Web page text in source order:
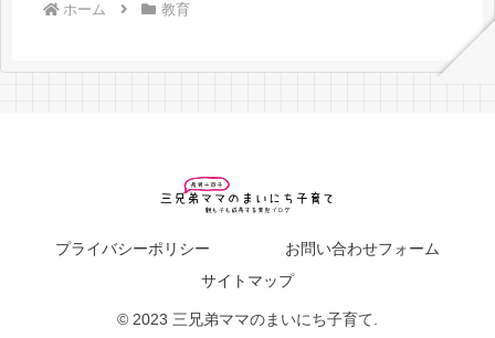
ホーム 教育
プライバシーポリシー
お問い合わせフォーム
サイトマップ
© 2023 三兄弟ママのまいにち子育て.